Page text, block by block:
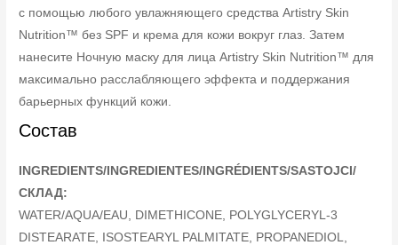
с помощью любого увлажняющего средства Artistry Skin
Nutrition™ без SPF и крема для кожи вокруг глаз. Затем
нанесите Ночную маску для лица Artistry Skin Nutrition™ для
максимально расслабляющего эффекта и поддержания
барьерных функций кожи.
Состав
INGREDIENTS/INGREDIENTES/INGRÉDIENTS/SASTOJCI/
СКЛАД:
WATER/AQUA/EAU, DIMETHICONE, POLYGLYCERYL-3
DISTEARATE, ISOSTEARYL PALMITATE, PROPANEDIOL,